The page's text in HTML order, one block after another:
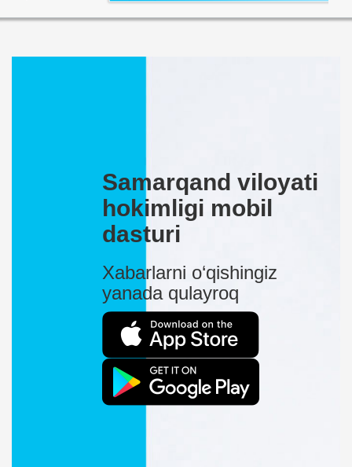
Samarqand viloyati
hokimligi mobil
dasturi
Xabarlarni o‘qishingiz
yanada qulayroq